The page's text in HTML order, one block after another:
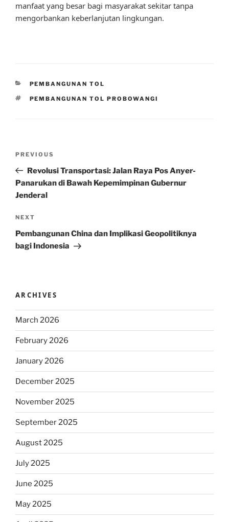
manfaat yang besar bagi masyarakat sekitar tanpa
mengorbankan keberlanjutan lingkungan.
CATEGORIES
PEMBANGUNAN TOL
TAGS
PEMBANGUNAN TOL PROBOWANGI
Previous
Post
PREVIOUS
Revolusi Transportasi: Jalan Raya Pos Anyer-
Panarukan di Bawah Kepemimpinan Gubernur
Jenderal
Next
Post
NEXT
Pembangunan China dan Implikasi Geopolitiknya
bagi Indonesia
ARCHIVES
March 2026
February 2026
January 2026
December 2025
November 2025
September 2025
August 2025
July 2025
June 2025
May 2025